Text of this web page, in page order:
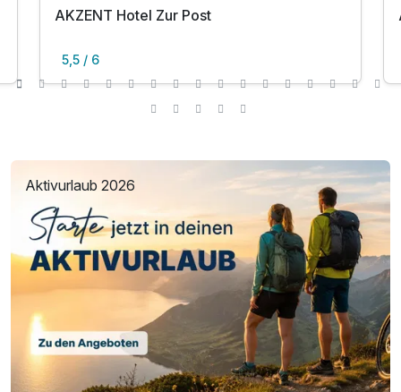
AKZENT Hotel Zur Post
5,5 / 6
Aktivurlaub 2026